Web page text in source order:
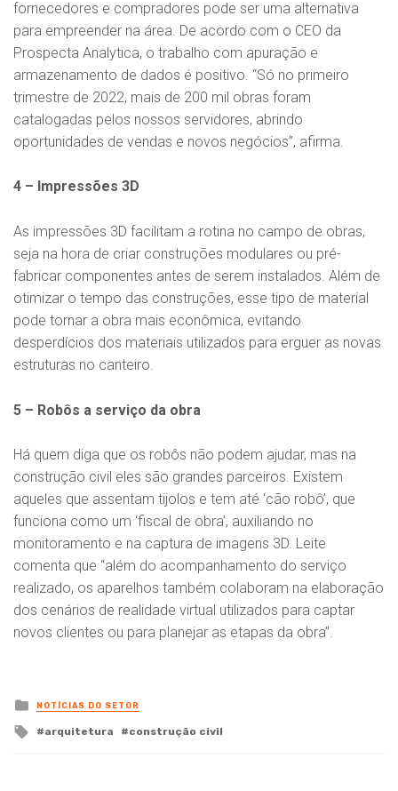
fornecedores e compradores pode ser uma alternativa
para empreender na área. De acordo com o CEO da
Prospecta Analytica, o trabalho com apuração e
armazenamento de dados é positivo. “Só no primeiro
trimestre de 2022, mais de 200 mil obras foram
catalogadas pelos nossos servidores, abrindo
oportunidades de vendas e novos negócios”, afirma.
4 – Impressões 3D
As impressões 3D facilitam a rotina no campo de obras,
seja na hora de criar construções modulares ou pré-
fabricar componentes antes de serem instalados. Além de
otimizar o tempo das construções, esse tipo de material
pode tornar a obra mais econômica, evitando
desperdícios dos materiais utilizados para erguer as novas
estruturas no canteiro.
5 – Robôs a serviço da obra
Há quem diga que os robôs não podem ajudar, mas na
construção civil eles são grandes parceiros. Existem
aqueles que assentam tijolos e tem até ‘cão robô’, que
funciona como um ‘fiscal de obra’, auxiliando no
monitoramento e na captura de imagens 3D. Leite
comenta que “além do acompanhamento do serviço
realizado, os aparelhos também colaboram na elaboração
dos cenários de realidade virtual utilizados para captar
novos clientes ou para planejar as etapas da obra”.
Posted
in
NOTÍCIAS DO SETOR
Tagged
arquitetura construção civil